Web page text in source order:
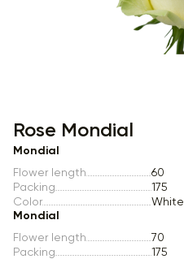
Item 1 of 1
Rose Mondial
Mondial
Flower length
60
Packing
175
Color
White
Mondial
Flower length
70
Packing
175